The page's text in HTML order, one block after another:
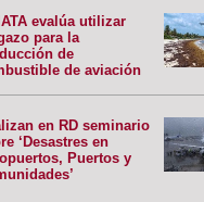
evalúa utilizar
para la
de
de aviación
en RD seminario
‘Desastres en
Puertos y